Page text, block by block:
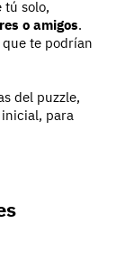
tú solo,
o amigos.
te podrían
del puzzle,
para